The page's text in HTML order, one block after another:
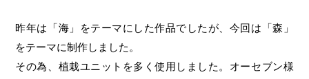
昨年は「海」をテーマにした作品でしたが、今回は「森」
をテーマに制作しました。
その為、植栽ユニットを多く使用しました。オーセブン様